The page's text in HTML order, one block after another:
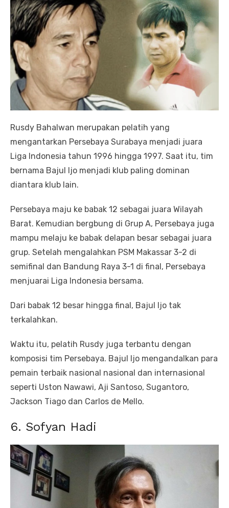
Rusdy Bahalwan merupakan pelatih yang
mengantarkan Persebaya Surabaya menjadi juara
Liga Indonesia tahun 1996 hingga 1997. Saat itu, tim
bernama Bajul Ijo menjadi klub paling dominan
diantara klub lain.
Persebaya maju ke babak 12 sebagai juara Wilayah
Barat. Kemudian bergbung di Grup A, Persebaya juga
mampu melaju ke babak delapan besar sebagai juara
grup. Setelah mengalahkan PSM Makassar 3-2 di
semifinal dan Bandung Raya 3-1 di final, Persebaya
menjuarai Liga Indonesia bersama.
Dari babak 12 besar hingga final, Bajul Ijo tak
terkalahkan.
Waktu itu, pelatih Rusdy juga terbantu dengan
komposisi tim Persebaya. Bajul Ijo mengandalkan para
pemain terbaik nasional nasional dan internasional
seperti Uston Nawawi, Aji Santoso, Sugantoro,
Jackson Tiago dan Carlos de Mello.
6. Sofyan Hadi